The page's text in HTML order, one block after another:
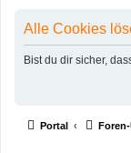
Alle Cookies
Bist du dir sicher,
Portal